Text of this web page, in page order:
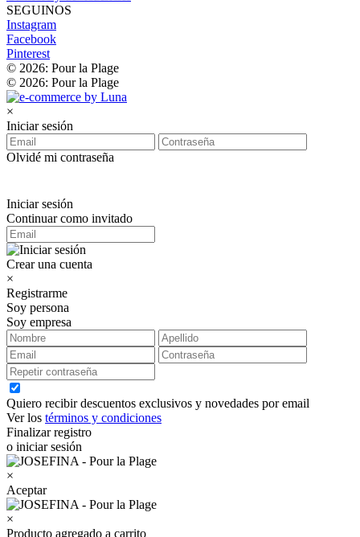
SEGUINOS
Instagram
Facebook
Pinterest
© 2026: Pour la Plage
© 2026: Pour la Plage
×
Iniciar sesión
Olvidé mi contraseña
Iniciar sesión
Continuar como invitado
Crear una cuenta
×
Registrarme
Soy persona
Soy empresa
Quiero recibir descuentos exclusivos y novedades por email
Ver los términos y condiciones
Finalizar registro
o iniciar sesión
×
Aceptar
×
Producto agregado a carrito